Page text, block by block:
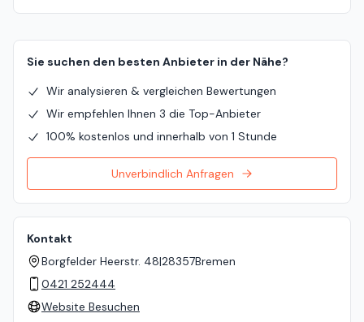
Sie suchen den besten Anbieter in der Nähe?
Wir analysieren & vergleichen Bewertungen
Wir empfehlen Ihnen 3 die Top-Anbieter
100% kostenlos und innerhalb von 1 Stunde
Unverbindlich Anfragen
Kontakt
Borgfelder Heerstr. 48|28357Bremen
0421 252444
Website Besuchen